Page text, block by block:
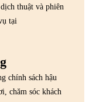
thuật và phiên
tại
chính sách hậu
chăm sóc khách